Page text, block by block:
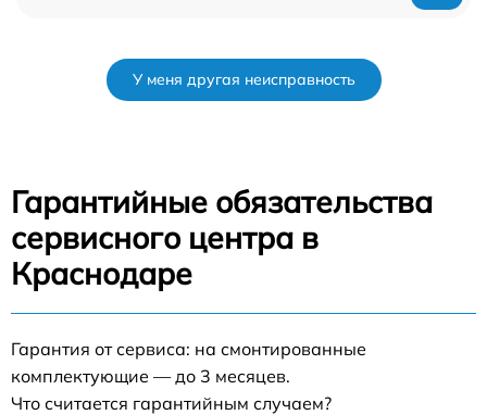
У меня другая неисправность
Гарантийные обязательства
сервисного центра в
Краснодаре
Гарантия от сервиса: на смонтированные
комплектующие — до 3 месяцев.
Что считается гарантийным случаем?